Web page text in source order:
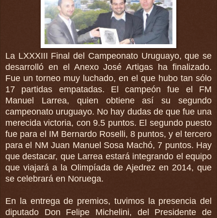
La LXXXIII Final del Campeonato Uruguayo, que se
desarrolló en el Anexo José Artigas ha finalizado.
Fue un torneo muy luchado, en el que hubo tan sólo
17 partidas empatadas. El campeón fue el FM
Manuel Larrea, quien obtiene así su segundo
campeonato uruguayo. No hay dudas de que fue una
merecida victoria, con 9.5 puntos. El segundo puesto
fue para el IM Bernardo Roselli, 8 puntos, y el tercero
para el NM Juan Manuel Sosa Machó, 7 puntos. Hay
que destacar, que Larrea estará integrando el equipo
que viajará a la Olimpíada de Ajedrez en 2014, que
se celebrará en Noruega.
En la entrega de premios, tuvimos la presencia del
diputado Don Felipe Michelini, del Presidente de